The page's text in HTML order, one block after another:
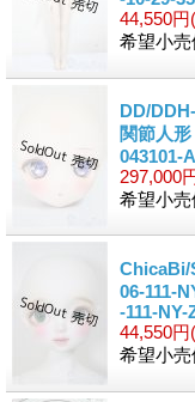
44,550円
希望小売
DD/
関節人
043101-
297,000
希望小売
06-111-
-111-NY-
44,550円
希望小売